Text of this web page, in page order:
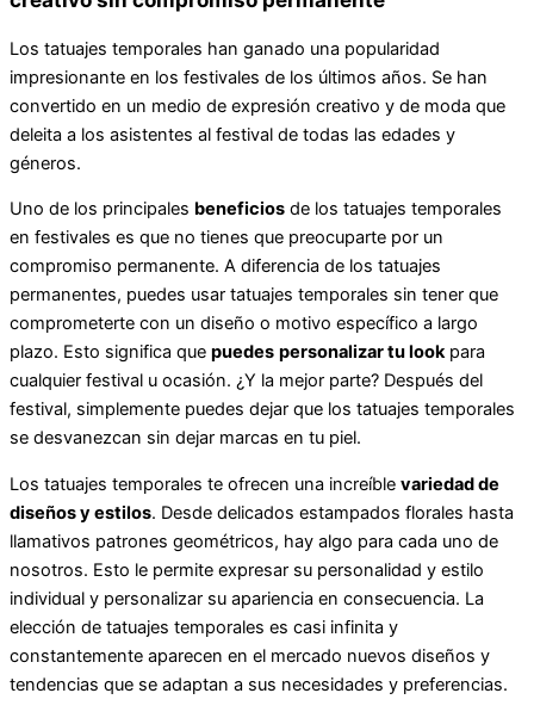
Los tatuajes temporales han ganado una popularidad
impresionante en los festivales de los últimos años. Se han
convertido en un medio de expresión creativo y de moda que
deleita a los asistentes al festival de todas las edades y
géneros.
Uno de los principales beneficios de los tatuajes temporales
en festivales es que no tienes que preocuparte por un
compromiso permanente. A diferencia de los tatuajes
permanentes, puedes usar tatuajes temporales sin tener que
comprometerte con un diseño o motivo específico a largo
plazo. Esto significa que puedes personalizar tu lookpara
cualquier festival u ocasión. ¿Y la mejor parte? Después del
festival, simplemente puedes dejar que los tatuajes temporales
se desvanezcan sin dejar marcas en tu piel.
Los tatuajes temporales te ofrecen una increíble variedad de
diseños y estilos. Desde delicados estampados florales hasta
llamativos patrones geométricos, hay algo para cada uno de
nosotros. Esto le permite expresar su personalidad y estilo
individual y personalizar su apariencia en consecuencia. La
elección de tatuajes temporales es casi infinita y
constantemente aparecen en el mercado nuevos diseños y
tendencias que se adaptan a sus necesidades y preferencias.